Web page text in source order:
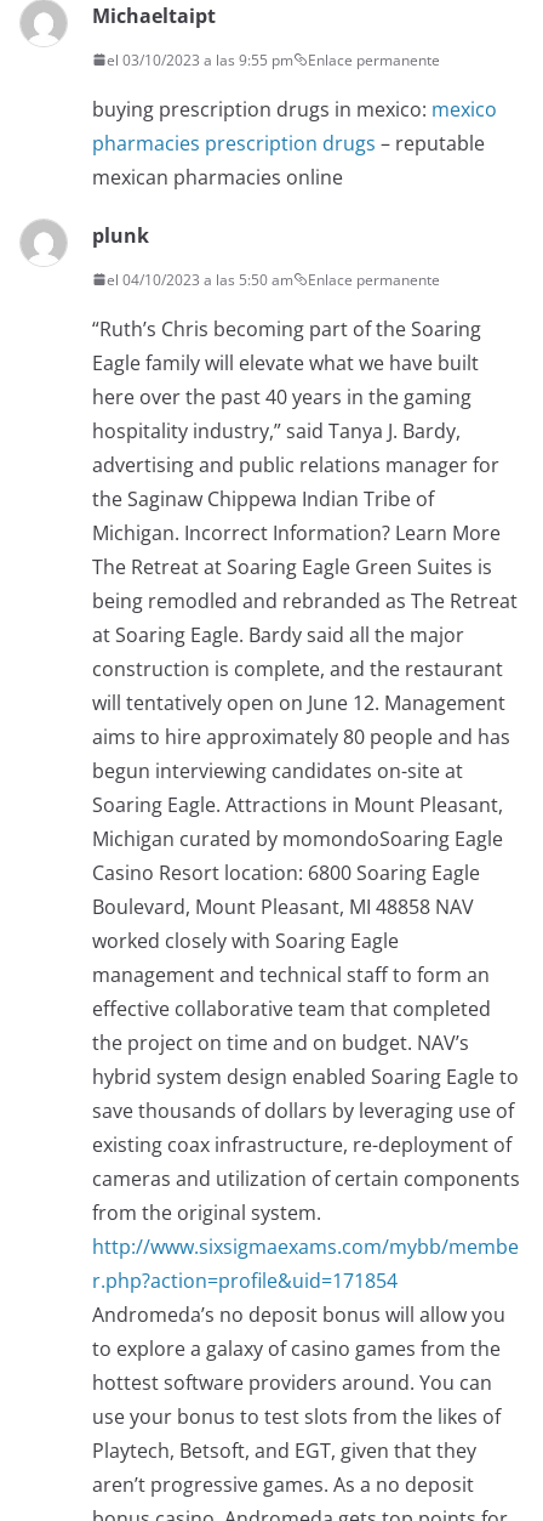
Michaeltaipt
el 03/10/2023 a las 9:55 pm Enlace permanente
buying prescription drugs in mexico: mexico
pharmacies prescription drugs – reputable
mexican pharmacies online
plunk
el 04/10/2023 a las 5:50 am Enlace permanente
“Ruth’s Chris becoming part of the Soaring
Eagle family will elevate what we have built
here over the past 40 years in the gaming
hospitality industry,” said Tanya J. Bardy,
advertising and public relations manager for
the Saginaw Chippewa Indian Tribe of
Michigan. Incorrect Information? Learn More
The Retreat at Soaring Eagle Green Suites is
being remodled and rebranded as The Retreat
at Soaring Eagle. Bardy said all the major
construction is complete, and the restaurant
will tentatively open on June 12. Management
aims to hire approximately 80 people and has
begun interviewing candidates on-site at
Soaring Eagle. Attractions in Mount Pleasant,
Michigan curated by momondoSoaring Eagle
Casino Resort location: 6800 Soaring Eagle
Boulevard, Mount Pleasant, MI 48858 NAV
worked closely with Soaring Eagle
management and technical staff to form an
effective collaborative team that completed
the project on time and on budget. NAV’s
hybrid system design enabled Soaring Eagle to
save thousands of dollars by leveraging use of
existing coax infrastructure, re-deployment of
cameras and utilization of certain components
from the original system.
http://www.sixsigmaexams.com/mybb/membe
r.php?action=profile&uid=171854
Andromeda’s no deposit bonus will allow you
to explore a galaxy of casino games from the
hottest software providers around. You can
use your bonus to test slots from the likes of
Playtech, Betsoft, and EGT, given that they
aren’t progressive games. As a no deposit